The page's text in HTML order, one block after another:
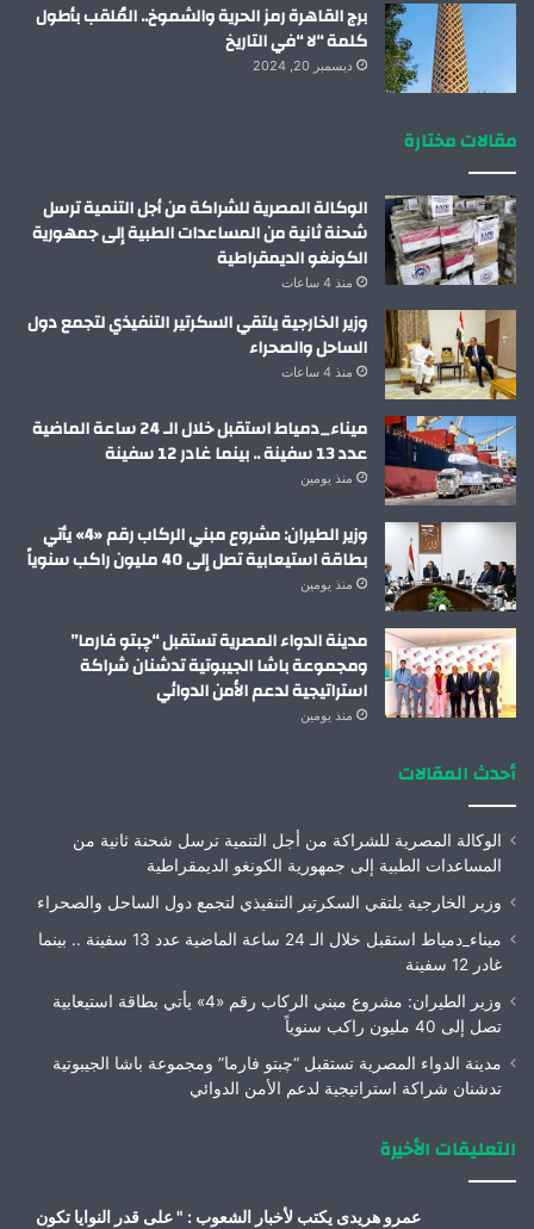
برج القاهرة رمز الحرية والشموخ.. المُلقب بأطول
كلمة “لا “في التاريخ
ديسمبر 20, 2024
مقالات مختارة
الوكالة المصرية للشراكة من أجل التنمية ترسل
شحنة ثانية من المساعدات الطبية إلى جمهورية
الكونغو الديمقراطية
منذ 4 ساعات
وزير الخارجية يلتقي السكرتير التنفيذي لتجمع دول
الساحل والصحراء
منذ 4 ساعات
ميناء_دمياط استقبل خلال الـ 24 ساعة الماضية
عدد 13 سفينة .. بينما غادر 12 سفينة
منذ يومين
وزير الطيران: مشروع مبني الركاب رقم «4» يأتي
بطاقة استيعابية تصل إلى 40 مليون راكب سنوياً
منذ يومين
مدينة الدواء المصرية تستقبل “چبتو فارما”
ومجموعة باشا الجيبوتية تدشنان شراكة
استراتيجية لدعم الأمن الدوائي
منذ يومين
أحدث المقالات
الوكالة المصرية للشراكة من أجل التنمية ترسل شحنة ثانية من
المساعدات الطبية إلى جمهورية الكونغو الديمقراطية
وزير الخارجية يلتقي السكرتير التنفيذي لتجمع دول الساحل والصحراء
ميناء_دمياط استقبل خلال الـ 24 ساعة الماضية عدد 13 سفينة .. بينما
غادر 12 سفينة
وزير الطيران: مشروع مبني الركاب رقم «4» يأتي بطاقة استيعابية
تصل إلى 40 مليون راكب سنوياً
مدينة الدواء المصرية تستقبل “چبتو فارما” ومجموعة باشا الجيبوتية
تدشنان شراكة استراتيجية لدعم الأمن الدوائي
التعليقات الأخيرة
عمرو هريدى يكتب لأخبار الشعوب : " على قدر النوايا تكون